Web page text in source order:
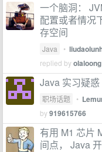
一个脑洞：
配置或者情况
存空间
Java •
replied byolaloong
Java 实习疑惑
职场话题 •
by919615766
有用 M1 芯片
间点， Java